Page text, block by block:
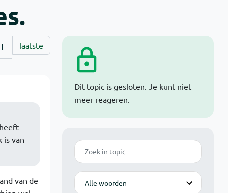
Dit topic is gesloten. Je kunt niet
meer reageren.
Zoek
Modus
laatste
is van
van de